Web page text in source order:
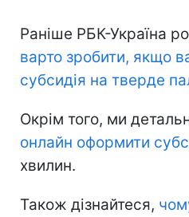
Раніше РБК-Україна
варто зробити, якщо
субсидія на тверде
Окрім того, ми
онлайн оформити
хвилин.
Також дізнайтеся,